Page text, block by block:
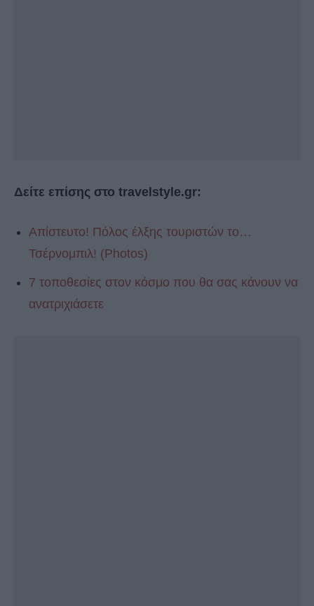
Δείτε επίσης στο travelstyle.gr:
Απίστευτο! Πόλος έλξης τουριστών το…
Τσέρνομπιλ! (Photos)
7 τοποθεσίες στον κόσμο που θα σας κάνουν να
ανατριχιάσετε